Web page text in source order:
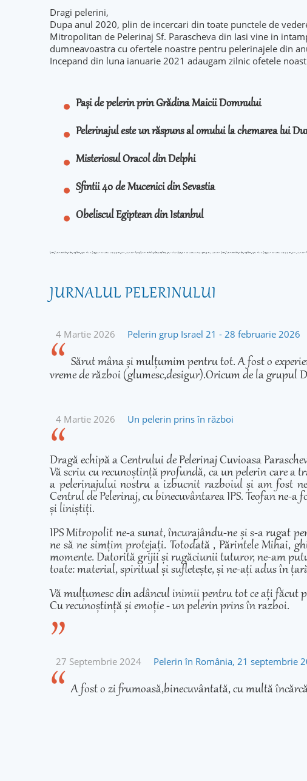
Dragi pelerini,
Dupa anul 2020, plin de incercari din toate punctele de
Mitropolitan de Pelerinaj Sf. Parascheva din Iasi vine in
dumneavoastra cu ofertele noastre pentru pelerinajele din
Incepand din luna ianuarie 2021 adaugam zilnic ofetele
Pași de pelerin prin Grădina Maicii Domnului
Pelerinajul este un răspuns al omului la chemarea lui
Misteriosul Oracol din Delphi
Sfintii 40 de Mucenici din Sevastia
Obeliscul Egiptean din Istanbul
JURNALUL PELERINULUI
4 Martie 2026 Pelerin grup Israel 21 - 28 februarie 2026
Sărut mâna și mulțumim pentru tot. A fost o
vreme de război (glumesc,desigur).Oricum de la grupul
4 Martie 2026 Un pelerin prins în război
Dragă echipă a Centrului de Pelerinaj Cuvioasa
Vă scriu cu recunoștință profundă, ca un pelerin care
a pelerinajului nostru a izbucnit razboiul și am fost
Centrul de Pelerinaj, cu binecuvântarea IPS. Teofan ne-
și liniștiți.
IPS Mitropolit ne-a sunat, încurajându-ne și s-a rugat
ne să ne simțim protejați. Totodată , Părintele Mihai,
momente. Datorită grijii și rugăciunii tuturor, ne-am
toate: material, spiritual și sufletește, și ne-ați adus în
Vă mulțumesc din adâncul inimii pentru tot ce ați făcut
Cu recunoștință și emoție - un pelerin prins în razboi.
27 Septembrie 2024 Pelerin în România, 21 septembrie
A fost o zi frumoasă,binecuvântată, cu multă